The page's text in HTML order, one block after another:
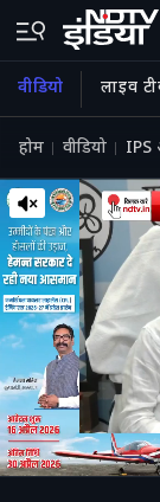
वीडियो लाइव
होम वीडियो IPS